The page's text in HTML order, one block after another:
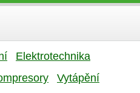
Elektrotechnika
Vytápění